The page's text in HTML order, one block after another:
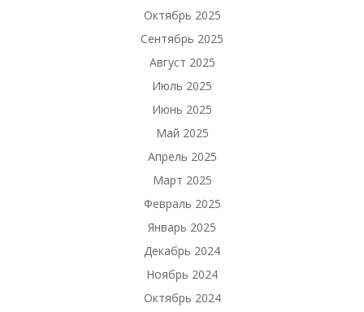
Октябрь 2025
Сентябрь 2025
Август 2025
Июль 2025
Июнь 2025
Май 2025
Апрель 2025
Март 2025
Февраль 2025
Январь 2025
Декабрь 2024
Ноябрь 2024
Октябрь 2024